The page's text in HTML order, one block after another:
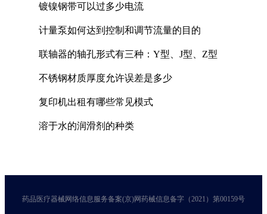
镀镍钢带可以过多少电流
计量泵如何达到控制和调节流量的目的
联轴器的轴孔形式有三种：Y型、J型、Z型
不锈钢材质厚度允许误差是多少
复印机出租有哪些常见模式
溶于水的润滑剂的种类
药品医疗器械网络信息服务备案(京)网药械信息备字（2021）第00159号